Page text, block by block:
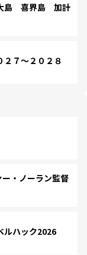
島 喜界島 加計
７～２０２８
・ノーラン監督
ハック2026